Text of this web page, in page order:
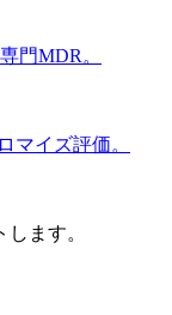
門MDR。
マイズ評価。
ます。